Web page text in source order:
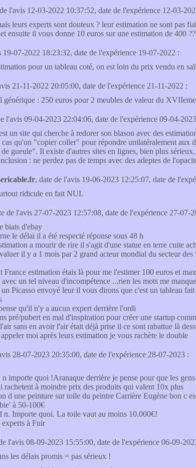
l'avis 12-03-2022 10:37:52, date de l'expérience 12-03-
leurs experts sont douteux ? leur estimation ne sont pas
ensuite il vous donne 10 euros sur une estimation de 400
19-07-2022 18:23:32, date de l'expérience 19-07-2022 :
pour un tableau coté, on est loin du prix vendu en
21-11-2022 20:05:00, date de l'expérience 21-11-2022 :
générique : 250 euros pour 2 meubles de valeur du
l'avis 09-04-2023 22:04:06, date de l'expérience 09-04-
un site qui cherche à redorer son blason avec des
cas qu'un "copier coller" pour répondre unilatéralement aux
gueule". Il existe d'autres sites en lignes, bien plus
: ne perdez pas de temps avec des adeptes de
, date de l'avis 19-06-2023 12:25:07, date de
ridicule en fait NUL
de l'avis 27-07-2023 12:57:08, date de l'expérience 27-07-
biais d'ebay
le délai il a été respecté réponse sous 48 h
a mourir de rire il s'agit d'une statue en terre cuite
il y a 1 mois par 2 grand acteur mondial du secteur
France estimation étais là pour me l'estimer 100 euros et
un tel niveau d'incompétence ...rien les mots me
Picasso envoyé leur il vous dirons que c'est un tableau
qu'il n'y a aucun expert derrière l'ordi
pré/pubert en mal d'inspiration pour créer une startup
sans en avoir l'air était déjà prise il ce sont rabattue là
moi après leurs estimation je vous rachète le double
28-07-2023 20:35:00, date de l'expérience 28-07-2023 :
importe quoi !Aranaque derrière je pense pour que les
rachetent à moindre prix des produits qui valent 10x plus
d une peinture sur toile du peintre Carrière Eugène bon c
à 50-100€
n. Importe quoi. La toile vaut au moins 10.000€!
experts à Fuir
l'avis 08-09-2023 15:55:00, date de l'expérience 06-09-
les délais promis = pas sérieux !